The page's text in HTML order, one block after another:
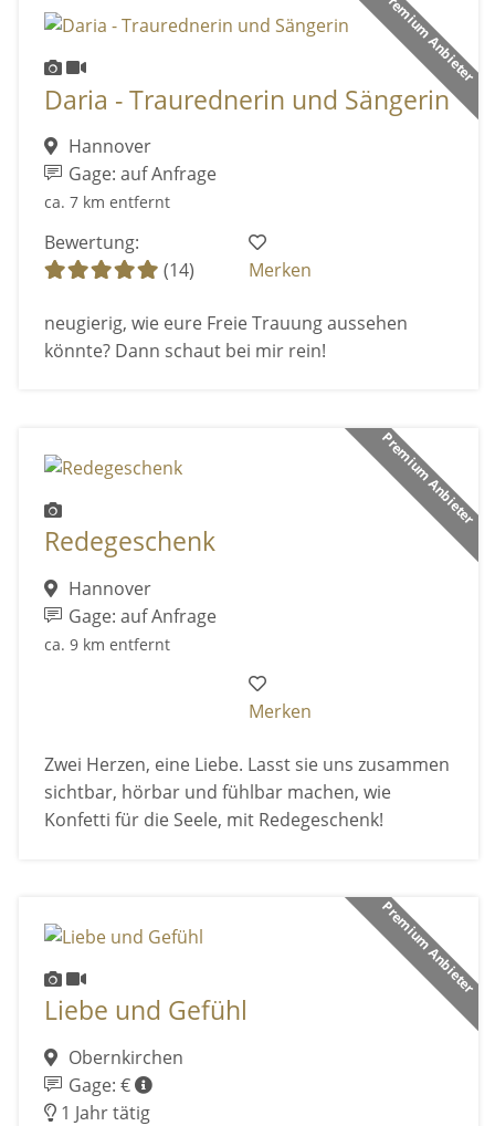
Premium Anbieter
Daria - Traurednerin und Sängerin
Hannover
Gage: auf Anfrage
ca. 7 km entfernt
Bewertung:
(14)
Merken
neugierig, wie eure Freie Trauung aussehen
könnte? Dann schaut bei mir rein!
Premium Anbieter
Redegeschenk
Hannover
Gage: auf Anfrage
ca. 9 km entfernt
Merken
Zwei Herzen, eine Liebe. Lasst sie uns zusammen
sichtbar, hörbar und fühlbar machen, wie
Konfetti für die Seele, mit Redegeschenk!
Premium Anbieter
Liebe und Gefühl
Obernkirchen
Gage: €
1 Jahr tätig